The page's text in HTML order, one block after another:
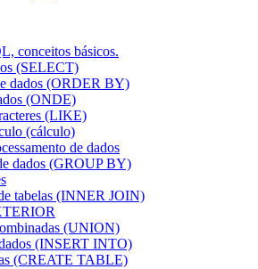
conceitos básicos.
(SELECT)
dados (ORDER BY)
(ONDE)
(LIKE)
(cálculo)
de dados
dados (GROUP BY)
tabelas (INNER JOIN)
(UNION)
(INSERT INTO)
(CREATE TABLE)